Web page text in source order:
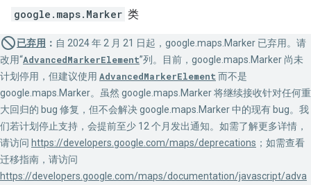
google.maps. Marker 类
已弃用 ： 自 2024 年 2 月 21 日起，google.maps.Marker 已弃用。请
改用“AdvancedMarkerElement”列。目前，google.maps.Marker 尚未
计划停用，但建议使用 AdvancedMarkerElement 而不是
google.maps.Marker。虽然 google.maps.Marker 将继续接收针对任何重
大回归的 bug 修复，但不会解决 google.maps.Marker 中的现有 bug。我
们若计划停止支持，会提前至少 12 个月发出通知。如需了解更多详情，
请访问 https://developers.google.com/maps/deprecations ；如需查看
迁移指南，请访问
https://developers.google.com/maps/documentation/javascript/adva